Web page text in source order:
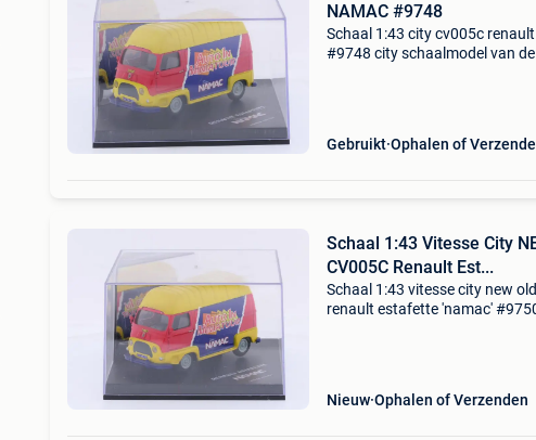
NAMAC #9748
Schaal 1:43 city cv005c
#9748 city schaalmodel van
Gebruikt Ophalen of
Schaal 1:43 Vitesse City
CV005C Renault Est...
Schaal 1:43 vitesse city new
renault estafette 'namac'
Nieuw Ophalen of Verzenden